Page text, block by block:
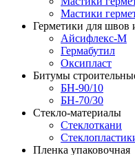
Мастики
Герметики для швов
Айсифлекс-М
Гермабутил
Оксипласт
Битумы
БН-90/10
БН-70/30
Стекло-материалы
Стеклоткани
Пленка упаковочная